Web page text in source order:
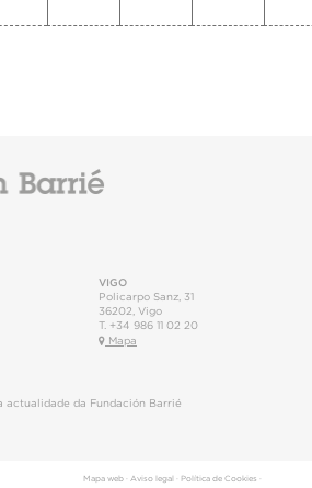
VIGO
Policarpo Sanz, 31
36202 Vigo
T. +34 986 11 02 20
Mapa
actualidade da Fundación Barrié
Mapa web· Aviso legal · Política de Cookies ·